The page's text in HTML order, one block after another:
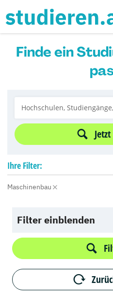
Finde ein
Ihre Filter:
Maschinenbau
Filter einblenden